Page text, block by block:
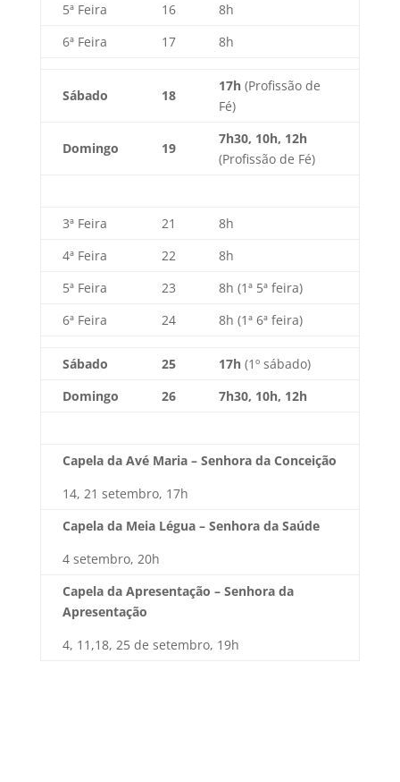
5ª Feira
16
8h
6ª Feira
17 8h
Sábado 18
17h (Profissão de
Fé)
Domingo 19
7h30, 10h, 12h
(Profissão de Fé)
3ª Feira 21
8h
4ª Feira
22
8h
5ª Feira
23
8h (1ª 5ª feira)
6ª Feira
24 8h (1ª 6ª feira)
Sábado 25 17h (1º sábado)
Domingo
26 7h30, 10h, 12h
Capela da Avé Maria – Senhora da Conceição
14, 21 setembro, 17h
Capela da Meia Légua – Senhora da Saúde
4 setembro, 20h
Capela da Apresentação – Senhora da
Apresentação
4, 11,18, 25 de setembro, 19h